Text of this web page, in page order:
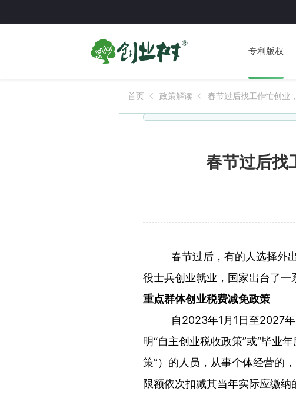
专利版权
首页 政策解读
春节过后找工作忙创业
春节过后找
春节过后，有的人选择外
役士兵创业就业，国家出台了
重点群体创业税费减免政策
自2023年1月1日至2027
明“自主创业税收政策”或“毕业
策”）的人员，从事个体经营的
限额依次扣减其当年实际应缴